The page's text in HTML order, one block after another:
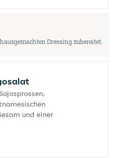
Dressing zubereitet.
und einer